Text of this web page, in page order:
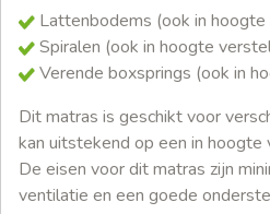
Lattenbodems (ook in hoogte
Spiralen (ook in hoogte
Verende boxsprings (ook in
Dit matras is geschikt voor
kan uitstekend op een in
De eisen voor dit matras zijn
ventilatie en een goede